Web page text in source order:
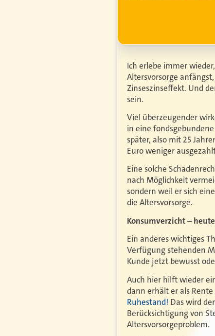
Ich erlebe immer
Altersvorsorge
Zinseszinseffekt. Und
sein.
Viel überzeugender
in eine
später, also mit 25
Euro weniger
Eine solche
nach Möglichkeit
sondern weil er sich
die Altersvorsorge.
Konsumverzicht –
Ein anderes wichtiges
Verfügung stehenden
Kunde jetzt bewusst
Auch hier hilft wieder
dann erhält er als
Ruhestand! Das wird
Berücksichtigung von
Altersvorsorgeproblem.